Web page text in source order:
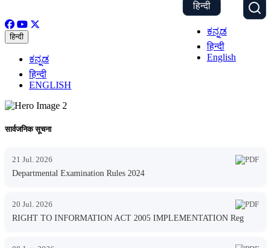
हिन्दी
ಕನ್ನಡ
हिन्दी
English
हिन्दी
ಕನ್ನಡ
हिन्दी
ENGLISH
सार्वजनिक सूचना
21 Jul. 2026
Departmental Examination Rules 2024
20 Jul. 2026
RIGHT TO INFORMATION ACT 2005 IMPLEMENTATION Reg